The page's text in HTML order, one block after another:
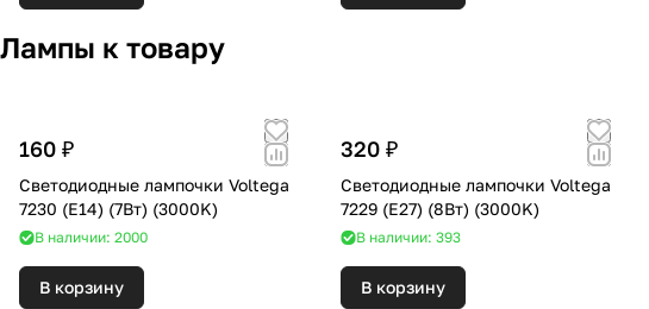
Лампы к товару
160 ₽
Светодиодные лампочки Voltega
7230 (E14) (7Вт) (3000K)
В наличии: 2000
В корзину
320 ₽
Светодиодные лампочки Voltega
7229 (E27) (8Вт) (3000K)
В наличии: 393
В корзину